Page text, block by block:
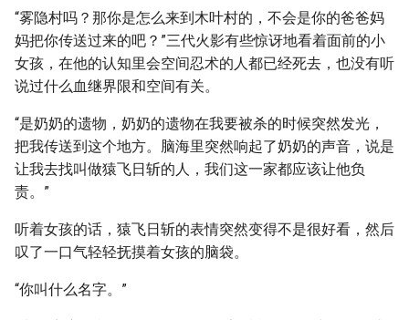
“雾隐村吗？那你是怎么来到木叶村的，不会是你的爸爸妈
妈把你传送过来的吧？”三代火影有些惊讶地看着面前的小
女孩，在他的认知里会空间忍术的人都已经死去，也没有听
说过什么血继界限和空间有关。
“是奶奶的遗物，奶奶的遗物在我要被杀的时候突然发光，
把我传送到这个地方。脑海里突然响起了奶奶的声音，说是
让我去找叫做猿飞日斩的人，我们这一家都应该让他负
责。”
听着女孩的话，猿飞日斩的表情突然变得不是很好看，然后
叹了一口气轻轻抚摸着女孩的脑袋。
“你叫什么名字。”